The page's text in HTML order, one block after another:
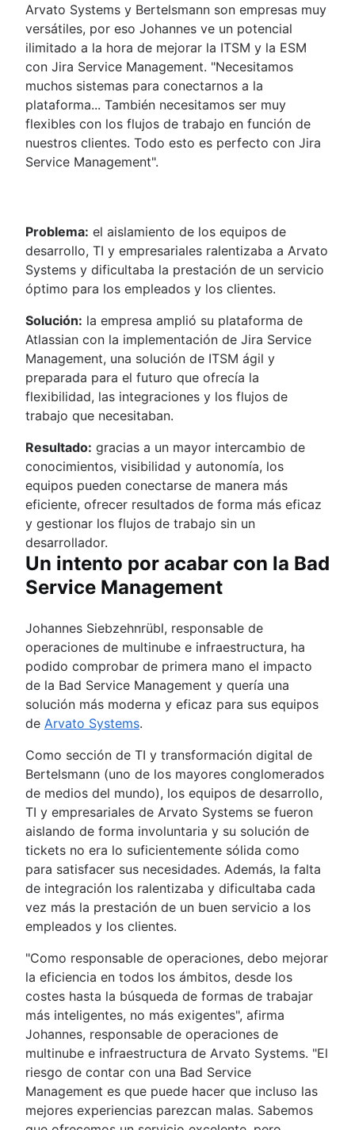
Arvato Systems y Bertelsmann son empresas muy
versátiles, por eso Johannes ve un potencial
ilimitado a la hora de mejorar la ITSM y la ESM
con Jira Service Management. "Necesitamos
muchos sistemas para conectarnos a la
plataforma... También necesitamos ser muy
flexibles con los flujos de trabajo en función de
nuestros clientes. Todo esto es perfecto con Jira
Service Management".
Problema: el aislamiento de los equipos de
desarrollo, TI y empresariales ralentizaba a Arvato
Systems y dificultaba la prestación de un servicio
óptimo para los empleados y los clientes.
Solución: la empresa amplió su plataforma de
Atlassian con la implementación de Jira Service
Management, una solución de ITSM ágil y
preparada para el futuro que ofrecía la
flexibilidad, las integraciones y los flujos de
trabajo que necesitaban.
Resultado: gracias a un mayor intercambio de
conocimientos, visibilidad y autonomía, los
equipos pueden conectarse de manera más
eficiente, ofrecer resultados de forma más eficaz
y gestionar los flujos de trabajo sin un
desarrollador.
Un intento por acabar con la Bad
Service Management
Johannes Siebzehnrübl, responsable de
operaciones de multinube e infraestructura, ha
podido comprobar de primera mano el impacto
de la Bad Service Management y quería una
solución más moderna y eficaz para sus equipos
de Arvato Systems.
Como sección de TI y transformación digital de
Bertelsmann (uno de los mayores conglomerados
de medios del mundo), los equipos de desarrollo,
TI y empresariales de Arvato Systems se fueron
aislando de forma involuntaria y su solución de
tickets no era lo suficientemente sólida como
para satisfacer sus necesidades. Además, la falta
de integración los ralentizaba y dificultaba cada
vez más la prestación de un buen servicio a los
empleados y los clientes.
"Como responsable de operaciones, debo mejorar
la eficiencia en todos los ámbitos, desde los
costes hasta la búsqueda de formas de trabajar
más inteligentes, no más exigentes", afirma
Johannes, responsable de operaciones de
multinube e infraestructura de Arvato Systems. "El
riesgo de contar con una Bad Service
Management es que puede hacer que incluso las
mejores experiencias parezcan malas. Sabemos